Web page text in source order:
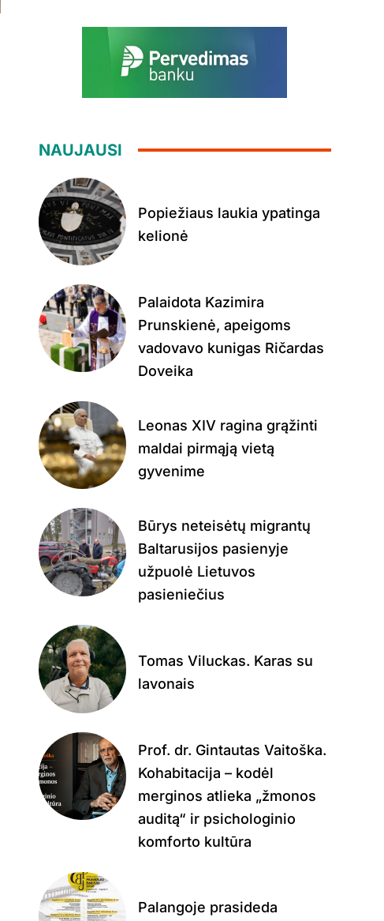
NAUJAUSI
Popiežiaus laukia ypatinga
kelionė
Palaidota Kazimira
Prunskienė, apeigoms
vadovavo kunigas Ričardas
Doveika
Leonas XIV ragina grąžinti
maldai pirmąją vietą
gyvenime
Būrys neteisėtų migrantų
Baltarusijos pasienyje
užpuolė Lietuvos
pasieniečius
Tomas Viluckas. Karas su
lavonais
Prof. dr. Gintautas Vaitoška.
Kohabitacija – kodėl
merginos atlieka „žmonos
auditą“ ir psichologinio
komforto kultūra
Palangoje prasideda